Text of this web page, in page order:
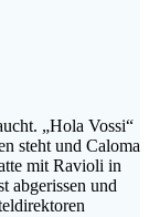
„Hola Vossi“
steht und Caloma
mit Ravioli in
abgerissen und